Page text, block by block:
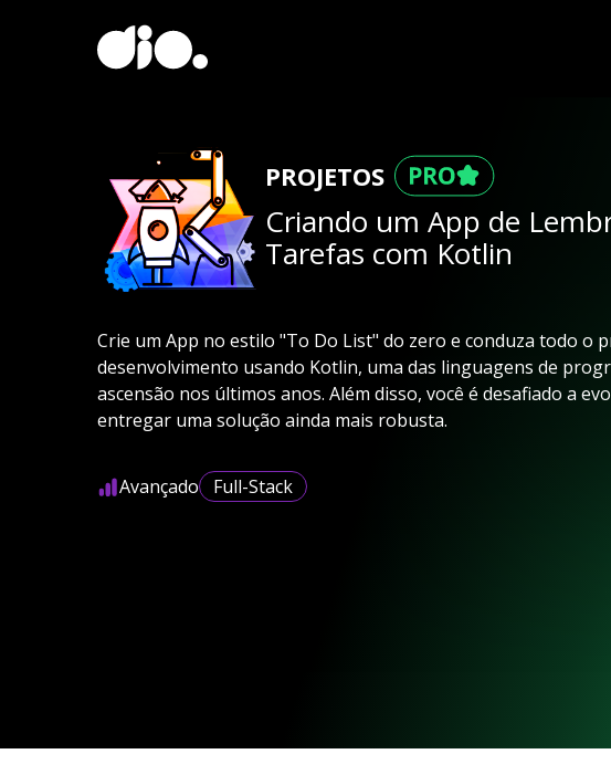
PROJETOS
Criando um App de
Tarefas com Kotlin
Crie um App no estilo "To Do List" do zero e conduza todo o
desenvolvimento usando Kotlin, uma das linguagens de
ascensão nos últimos anos. Além disso, você é desafiado a
entregar uma solução ainda mais robusta.
Avançado Full-Stack